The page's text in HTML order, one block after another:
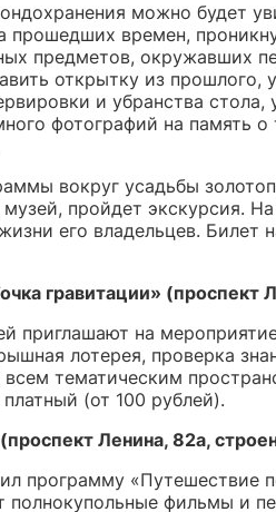
можно будет
прошедших времен,
предметов, окружавших
открытку из прошлого,
и убранства стола,
фотографий на память
вокруг усадьбы
музей, пройдет экскурсия.
его владельцев. Билет
гравитации» (проспект
приглашают на
лотерея, проверка
тематическим
(от 100 рублей).
Ленина, 82а,
программу «Путешествие
полнокупольные фильмы и